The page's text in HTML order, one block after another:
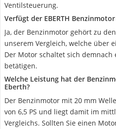
Ventilsteuerung.
Verfügt der EBERTH
Ja, der Benzinmotor gehört zu
unserem Vergleich, welche über
Der Motor schaltet sich demnach
betätigen.
Welche Leistung hat der
Eberth?
Der Benzinmotor mit 20 mm
von 6,5 PS und liegt damit im
Vergleichs. Sollten Sie einen